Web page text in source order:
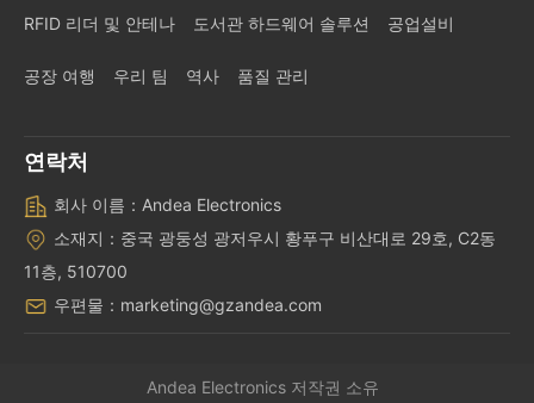
RFID 리더 및 안테나 도서관 하드웨어 솔루션 공업설비
공장 여행 우리 팀 역사 품질 관리
연락처
회사 이름：Andea Electronics
소재지：중국 광둥성 광저우시 황푸구 비산대로 29호, C2동
11층, 510700
우편물：marketing@gzandea.com
Andea Electronics저작권 소유